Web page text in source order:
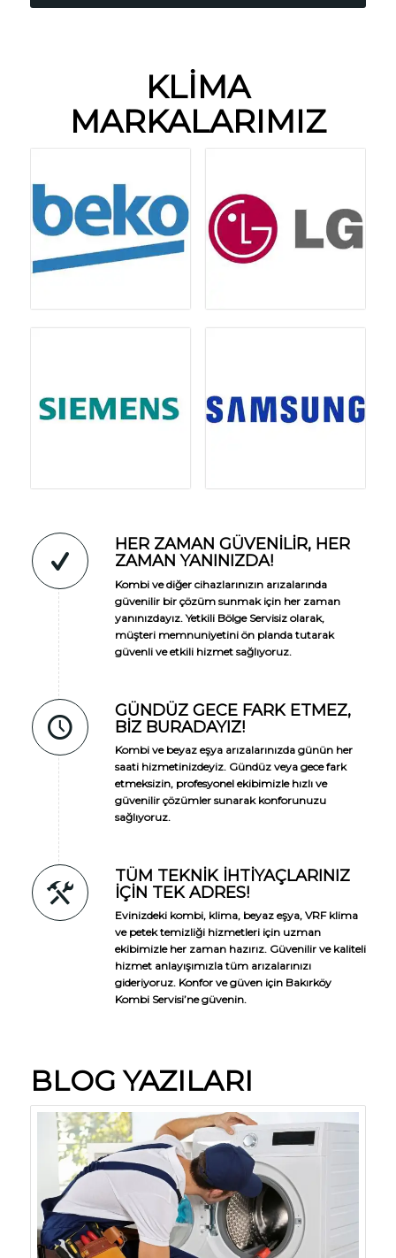
KLİMA
MARKALARIMIZ
HER ZAMAN GÜVENILIR, HER
ZAMAN YANINIZDA!
Kombi ve diğer cihazlarınızın arızalarında
güvenilir bir çözüm sunmak için her zaman
yanınızdayız. Yetkili Bölge Servisiz olarak,
müşteri memnuniyetini ön planda tutarak
güvenli ve etkili hizmet sağlıyoruz.
GÜNDÜZ GECE FARK ETMEZ,
BIZ BURADAYIZ!
Kombi ve beyaz eşya arızalarınızda günün her
saati hizmetinizdeyiz. Gündüz veya gece fark
etmeksizin, profesyonel ekibimizle hızlı ve
güvenilir çözümler sunarak konforunuzu
sağlıyoruz.
TÜM TEKNIK İHTIYAÇLARINIZ
İÇIN TEK ADRES!
Evinizdeki kombi, klima, beyaz eşya, VRF klima
ve petek temizliği hizmetleri için uzman
ekibimizle her zaman hazırız. Güvenilir ve kaliteli
hizmet anlayışımızla tüm arızalarınızı
gideriyoruz. Konfor ve güven için Bakırköy
Kombi Servisi’ne güvenin.
BLOG YAZILARI